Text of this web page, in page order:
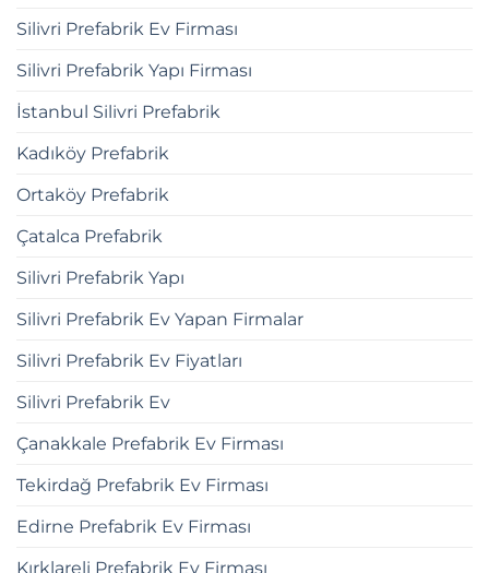
Silivri Prefabrik Ev Firması
Silivri Prefabrik Yapı Firması
İstanbul Silivri Prefabrik
Kadıköy Prefabrik
Ortaköy Prefabrik
Çatalca Prefabrik
Silivri Prefabrik Yapı
Silivri Prefabrik Ev Yapan Firmalar
Silivri Prefabrik Ev Fiyatları
Silivri Prefabrik Ev
Çanakkale Prefabrik Ev Firması
Tekirdağ Prefabrik Ev Firması
Edirne Prefabrik Ev Firması
Kırklareli Prefabrik Ev Firması